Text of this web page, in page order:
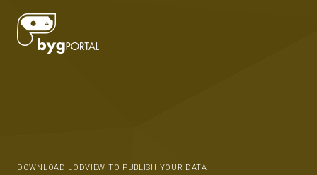
DOWNLOAD LODVIEW TO PUBLISH YOUR DATA